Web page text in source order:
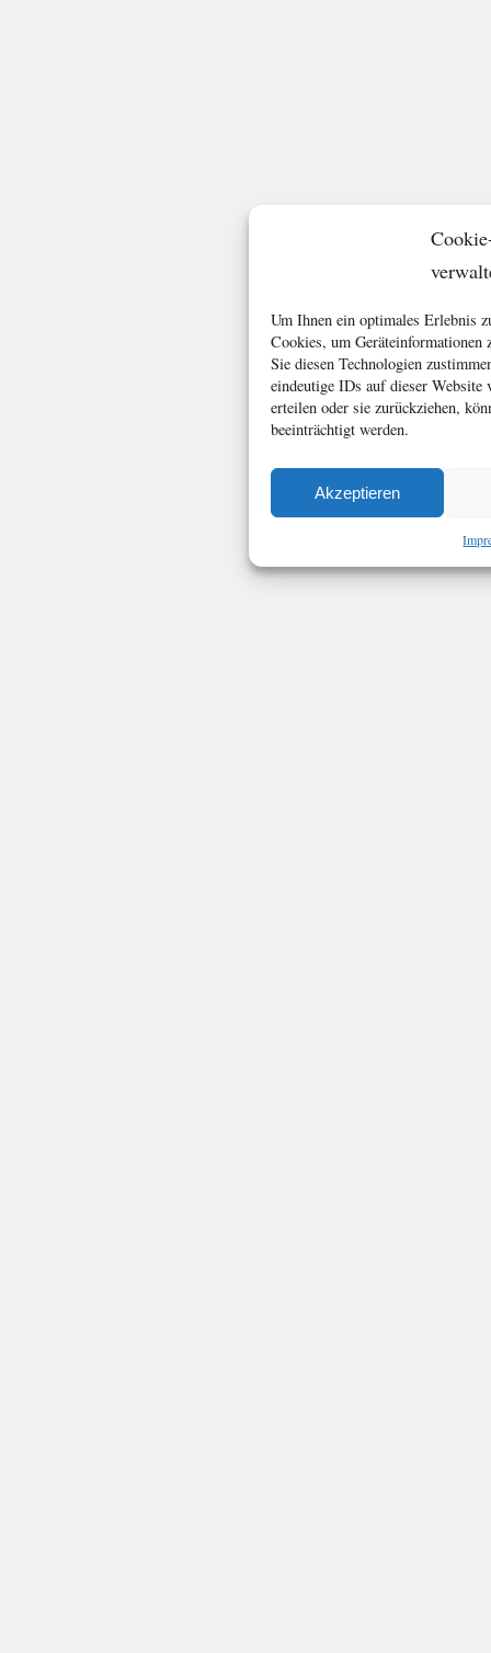
Um Ihnen ein optimales Erlebnis
Cookies, um Geräteinformationen
Sie diesen Technologien
eindeutige IDs auf dieser
erteilen oder sie zurückziehen,
beeinträchtigt werden.
Akzeptieren